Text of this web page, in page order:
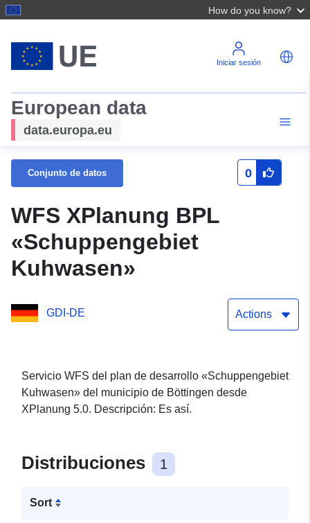
How do you know?
Iniciar sesión
European data
data.europa.eu
Conjunto de datos 0
WFS XPlanung BPL
«Schuppengebiet
Kuhwasen»
GDI-DE Actions
Servicio WFS del plan de desarrollo «Schuppengebiet
Kuhwasen» del municipio de Böttingen desde
XPlanung 5.0. Descripción: Es así.
Distribuciones 1
Sort